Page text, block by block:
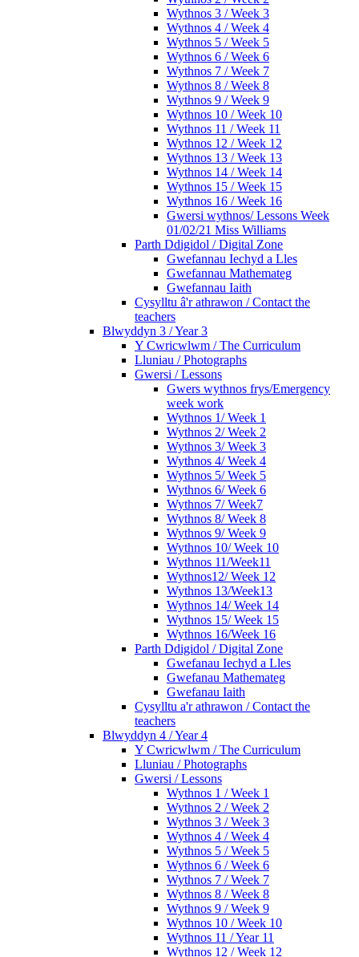
Wythnos 3 / Week 3
Wythnos 4 / Week 4
Wythnos 5 / Week 5
Wythnos 6 / Week 6
Wythnos 7 / Week 7
Wythnos 8 / Week 8
Wythnos 9 / Week 9
Wythnos 10 / Week 10
Wythnos 11 / Week 11
Wythnos 12 / Week 12
Wythnos 13 / Week 13
Wythnos 14 / Week 14
Wythnos 15 / Week 15
Wythnos 16 / Week 16
Gwersi wythnos/ Lessons Week
01/02/21 Miss Williams
Parth Ddigidol / Digital Zone
Gwefannau Iechyd a Lles
Gwefannau Mathemateg
Gwefannau Iaith
Cysylltu â'r athrawon / Contact the
teachers
Blwyddyn 3 / Year 3
Y Cwricwlwm / The Curriculum
Lluniau / Photographs
Gwersi / Lessons
Gwers wythnos frys/Emergency
week work
Wythnos 1/ Week 1
Wythnos 2/ Week 2
Wythnos 3/ Week 3
Wythnos 4/ Week 4
Wythnos 5/ Week 5
Wythnos 6/ Week 6
Wythnos 7/ Week7
Wythnos 8/ Week 8
Wythnos 9/ Week 9
Wythnos 10/ Week 10
Wythnos 11/Week11
Wythnos12/ Week 12
Wythnos 13/Week13
Wythnos 14/ Week 14
Wythnos 15/ Week 15
Wythnos 16/Week 16
Parth Ddigidol / Digital Zone
Gwefanau Iechyd a Lles
Gwefanau Mathemateg
Gwefanau Iaith
Cysylltu a'r athrawon / Contact the
teachers
Blwyddyn 4 / Year 4
Y Cwricwlwm / The Curriculum
Lluniau / Photographs
Gwersi / Lessons
Wythnos 1 / Week 1
Wythnos 2 / Week 2
Wythnos 3 / Week 3
Wythnos 4 / Week 4
Wythnos 5 / Week 5
Wythnos 6 / Week 6
Wythnos 7 / Week 7
Wythnos 8 / Week 8
Wythnos 9 / Week 9
Wythnos 10 / Week 10
Wythnos 11 / Year 11
Wythnos 12 / Week 12